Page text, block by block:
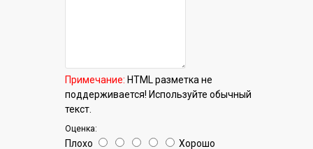
Примечание: HTML разметка не
поддерживается! Используйте обычный
текст.
Оценка:
Плохо Хорошо